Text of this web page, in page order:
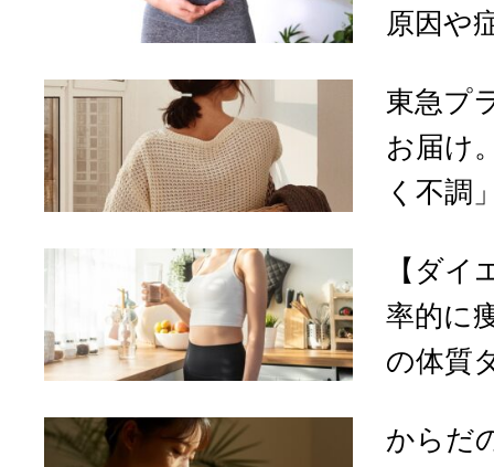
原因や
東急プ
お届け
く不調
【ダ
率的に
の体質
からだ